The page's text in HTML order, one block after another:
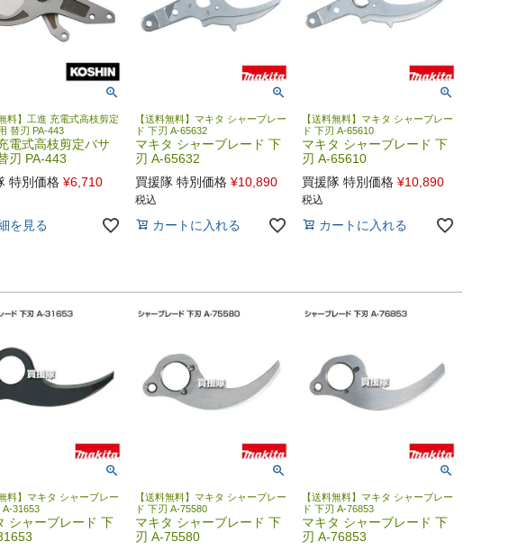
料】工進 充電式高枝剪定
替刃 PA-443
電式高枝剪定バサ
刃 PA-443
特別価格 ¥6,710
を見る
【送料無料】マキタ シャーブレー
ド 下刃 A-65632
マキタ シャーブレード 下
刃 A-65632
買援隊 特別価格 ¥10,890
税込
カートに入れる
【送料無料】マキタ シャーブレー
ド 下刃 A-65610
マキタ シャーブレード 下
刃 A-65610
買援隊 特別価格 ¥10,890
税込
カートに入れる
料】マキタ シャーブレー
A-31653
シャーブレード 下
【送料無料】マキタ シャーブレー
ド 下刃 A-75580
マキタ シャーブレード 下
刃 A-75580
【送料無料】マキタ シャーブレー
ド 下刃 A-76853
マキタ シャーブレード 下
刃 A-76853